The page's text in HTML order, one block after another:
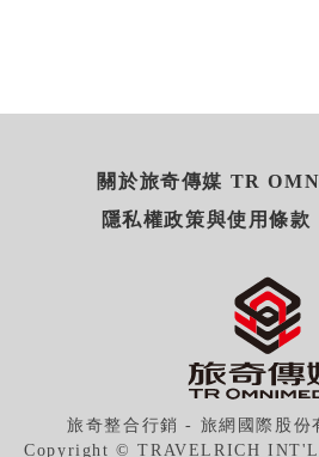
關於旅奇傳媒 TR
隱私權政策與使用條款
旅奇整合行銷 - 旅網國際股份
Copyright © TRAVELRICH